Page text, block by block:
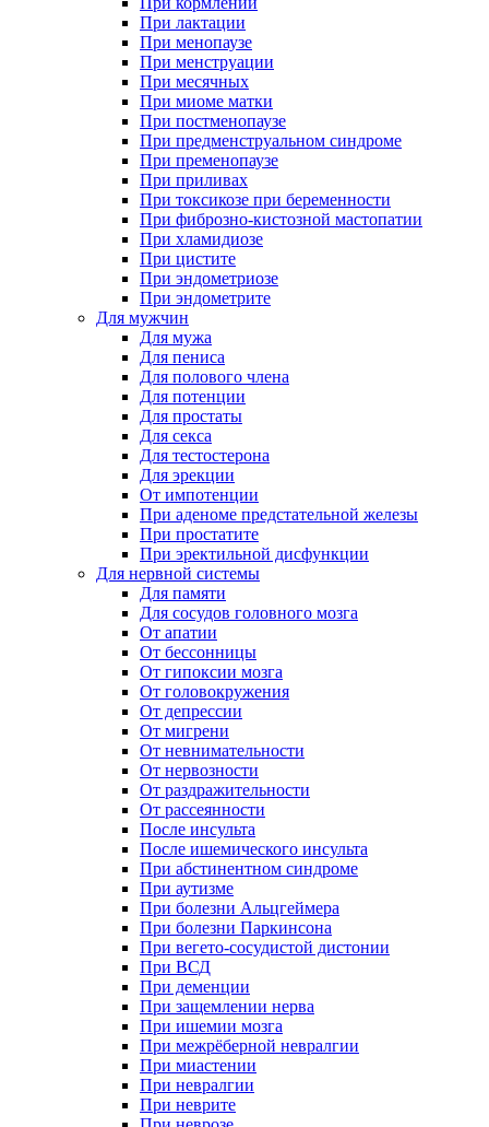
При лактации
При менопаузе
При менструации
При месячных
При миоме матки
При постменопаузе
При предменструальном синдроме
При пременопаузе
При приливах
При токсикозе при беременности
При фиброзно-кистозной мастопатии
При хламидиозе
При цистите
При эндометриозе
При эндометрите
Для мужчин
Для мужа
Для пениса
Для полового члена
Для потенции
Для простаты
Для секса
Для тестостерона
Для эрекции
От импотенции
При аденоме предстательной железы
При простатите
При эректильной дисфункции
Для нервной системы
Для памяти
Для сосудов головного мозга
От апатии
От бессонницы
От гипоксии мозга
От головокружения
От депрессии
От мигрени
От невнимательности
От нервозности
От раздражительности
От рассеянности
После инсульта
После ишемического инсульта
При абстинентном синдроме
При аутизме
При болезни Альцгеймера
При болезни Паркинсона
При вегето-сосудистой дистонии
При ВСД
При деменции
При защемлении нерва
При ишемии мозга
При межрёберной невралгии
При миастении
При невралгии
При неврите